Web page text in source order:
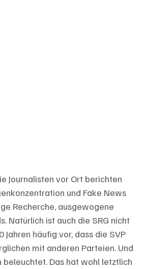
Journalisten vor Ort berichten
und Fake News
Recherche, ausgewogene
Natürlich ist auch die SRG nicht
häufig vor, dass die SVP
mit anderen Parteien. Und
Das hat wohl letztlich